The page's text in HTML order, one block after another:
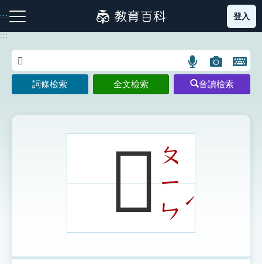
到
主
:::
注音索引圖示 筆畫索引圖示 部首索引表圖示
登入
:::
語
言
搜
示
圖
片
搜
開
鍵
圖
詞條檢索 全文檢索 音讀檢索
𧔪 ㄆ
ㄧ
ㄣ
ˊ